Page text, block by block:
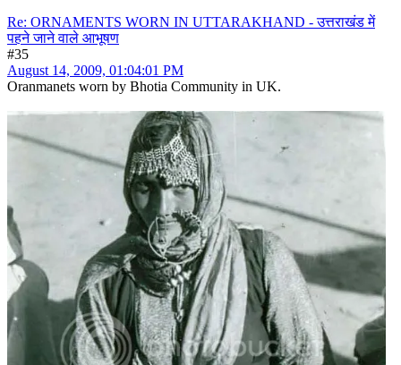
Re: ORNAMENTS WORN IN UTTARAKHAND - उत्तराखंड में
पहने जाने वाले आभूषण
#35
August 14, 2009, 01:04:01 PM
Oranmanets worn by Bhotia Community in UK.